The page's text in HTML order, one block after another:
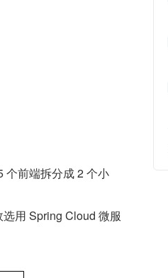
个前端拆分成 2 个小
用 Spring Cloud 微服